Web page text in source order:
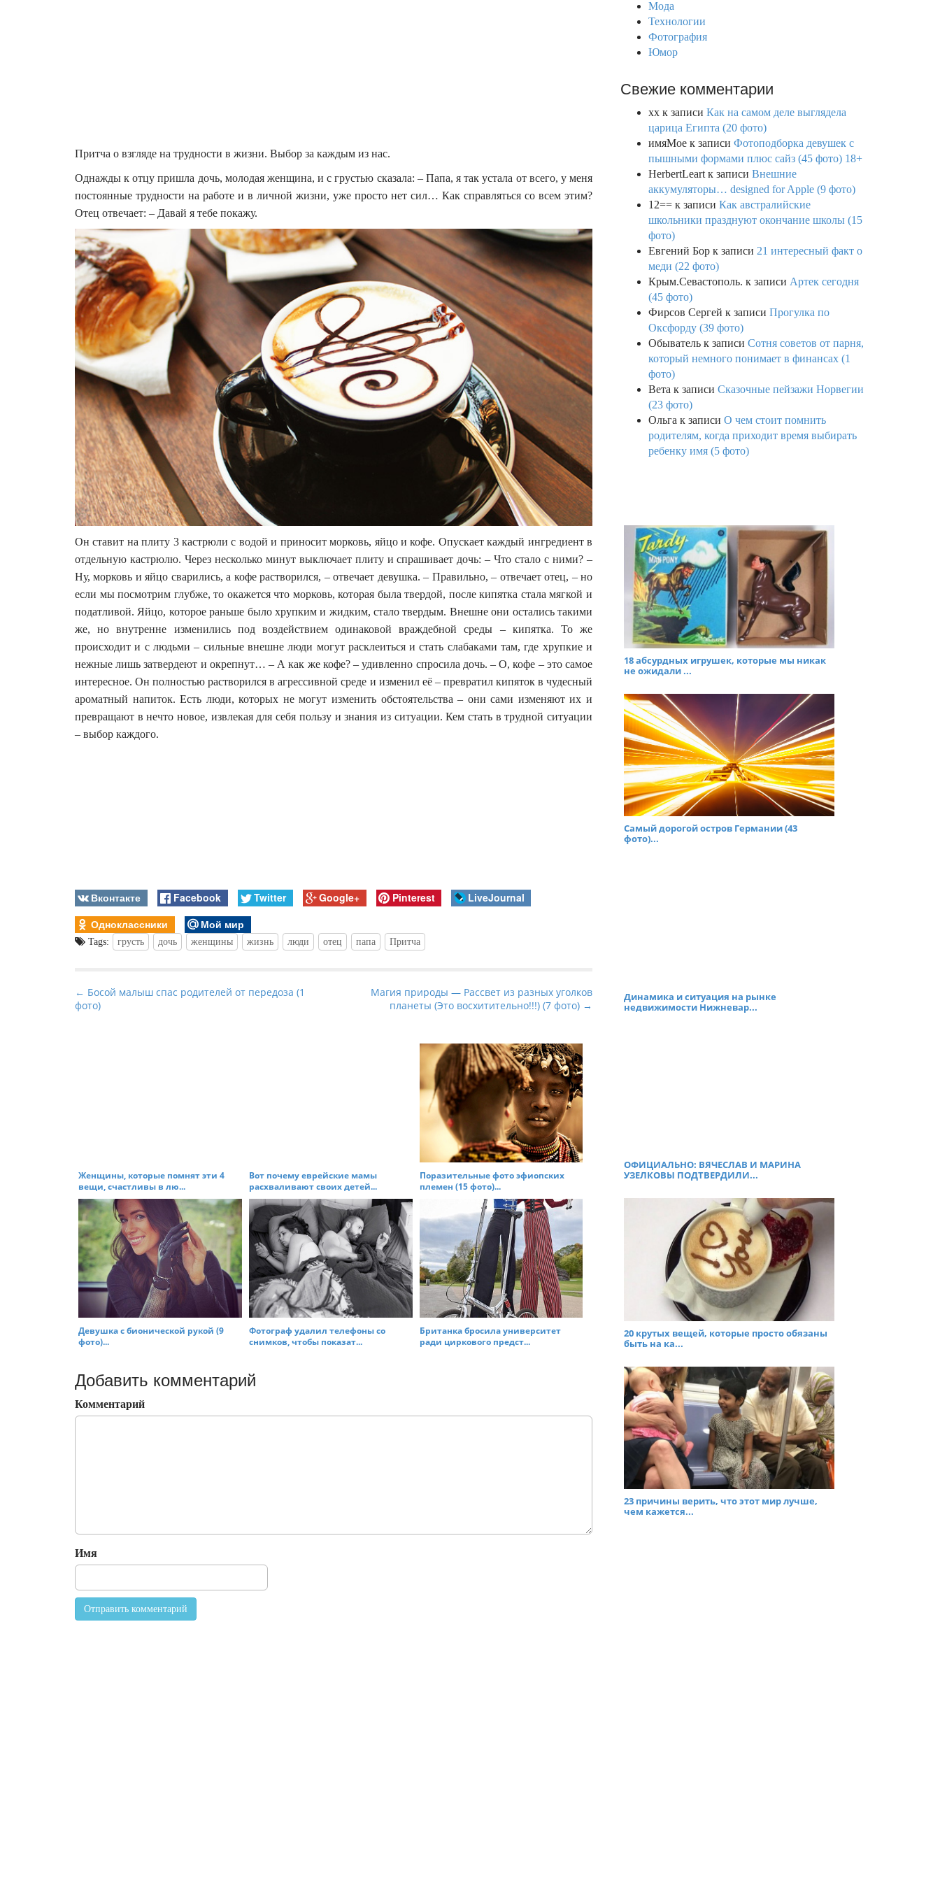
Притча о взгляде на трудности в жизни. Выбор за каждым из нас.
Однажды к отцу пришла дочь, молодая женщина, и с грустью сказала: – Папа, я так устала от всего, у меня
постоянные трудности на работе и в личной жизни, уже просто нет сил… Как справляться со всем этим?
Отец отвечает: – Давай я тебе покажу.
Он ставит на плиту 3 кастрюли с водой и приносит морковь, яйцо и кофе. Опускает каждый ингредиент в
отдельную кастрюлю. Через несколько минут выключает плиту и спрашивает дочь: – Что стало с ними? –
Ну, морковь и яйцо сварились, а кофе растворился, – отвечает девушка. – Правильно, – отвечает отец, – но
если мы посмотрим глубже, то окажется что морковь, которая была твердой, после кипятка стала мягкой и
податливой. Яйцо, которое раньше было хрупким и жидким, стало твердым. Внешне они остались такими
же, но внутренне изменились под воздействием одинаковой враждебной среды – кипятка. То же
происходит и с людьми – сильные внешне люди могут расклеиться и стать слабаками там, где хрупкие и
нежные лишь затвердеют и окрепнут… – А как же кофе? – удивленно спросила дочь. – О, кофе – это самое
интересное. Он полностью растворился в агрессивной среде и изменил её – превратил кипяток в чудесный
ароматный напиток. Есть люди, которых не могут изменить обстоятельства – они сами изменяют их и
превращают в нечто новое, извлекая для себя пользу и знания из ситуации. Кем стать в трудной ситуации
– выбор каждого.
Вконтакте Facebook Twitter Google+ Pinterest
LiveJournal
Одноклассники
Мой мир
Tags: грусть дочь женщины жизнь люди отец папа Притча
P
o
t
o
n
← Босой малыш спас родителей от передоза (1
фото)
Магия природы — Рассвет из разных уголков
планеты (Это восхитительно!!!) (7 фото) →
Женщины, которые помнят эти 4
вещи, счастливы в лю...
Вот почему еврейские мамы
расхваливают своих детей...
Поразительные фото эфиопских
племен (15 фото)...
Девушка с бионической рукой (9
фото)...
Фотограф удалил телефоны со
снимков, чтобы показат...
Британка бросила университет
ради циркового предст...
Добавить комментарий
Комментарий
Имя
Мода
Технологии
Фотография
Юмор
Свежие комментарии
xx к записи Как на самом деле выглядела
царица Египта (20 фото)
имяМое к записи Фотоподборка девушек с
пышными формами плюс сайз (45 фото) 18+
HerbertLeart к записи Внешние
аккумуляторы… designed for Apple (9 фото)
12== к записи Как австралийские
школьники празднуют окончание школы (15
фото)
Евгений Бор к записи 21 интересный факт о
меди (22 фото)
Крым.Севастополь. к записи Артек сегодня
(45 фото)
Фирсов Сергей к записи Прогулка по
Оксфорду (39 фото)
Обыватель к записи Сотня советов от парня,
который немного понимает в финансах (1
фото)
Вета к записи Сказочные пейзажи Норвегии
(23 фото)
Ольга к записи О чем стоит помнить
родителям, когда приходит время выбирать
ребенку имя (5 фото)
18 абсурдных игрушек, которые мы никак
не ожидали ...
Самый дорогой остров Германии (43
фото)...
Динамика и ситуация на рынке
недвижимости Нижневар...
ОФИЦИАЛЬНО: ВЯЧЕСЛАВ И МАРИНА
УЗЕЛКОВЫ ПОДТВЕРДИЛИ...
20 крутых вещей, которые просто обязаны
быть на ка...
23 причины верить, что этот мир лучше,
чем кажется...